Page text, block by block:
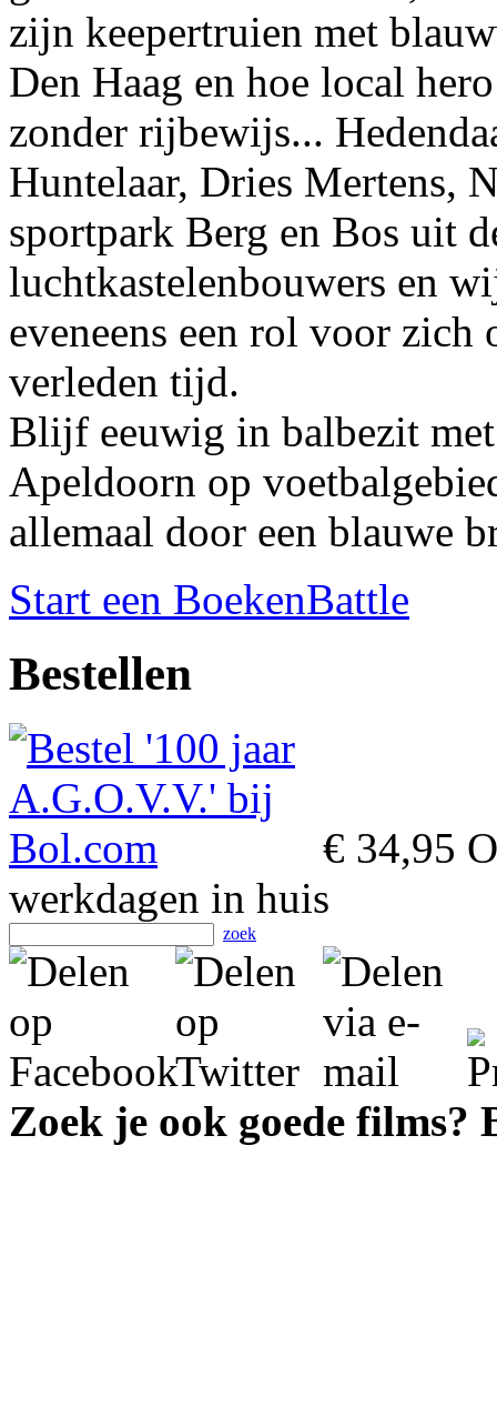
zijn keepertruien met
Den Haag en hoe local
zonder rijbewijs...
Huntelaar, Dries Mertens,
sportpark Berg en Bos uit
luchtkastelenbouwers en
eveneens een rol voor
verleden tijd.
Blijf eeuwig in balbezit
Apeldoorn op
allemaal door een blauwe
Start een BoekenBattle
Bestellen
€ 34,95
werkdagen in huis
zoek
Zoek je ook goede films?